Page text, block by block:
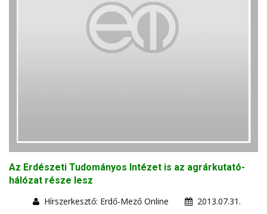
Az Erdészeti Tudományos Intézet is az agrárkutató-
hálózat része lesz
Hírszerkesztő: Erdő-Mező Online
2013.07.31.